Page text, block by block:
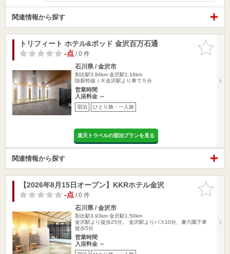
関連情報から探す
お気に入
りに追加
トリフィート ホテル&ポッド 金沢百万石通
-点/ 0 件
石川県 / 金沢市
割出駅3.84km 金沢駅1.16km
陸新幹線ＪＲ金沢駅より車で５分
営業時間
入浴料金 ～
宿泊 ひとり旅・一人旅
楽天トラベルの宿泊プランを見る
関連情報から探す
お気に入
りに追加
【2026年8月15日オープン】KKRホテル金沢
-点/ 0 件
石川県 / 金沢市
割出駅3.93km 金沢駅1.50km
金沢駅より徒歩25分。 金沢駅よりバス10分、兼六園下車
徒歩5分
営業時間
入浴料金 ～